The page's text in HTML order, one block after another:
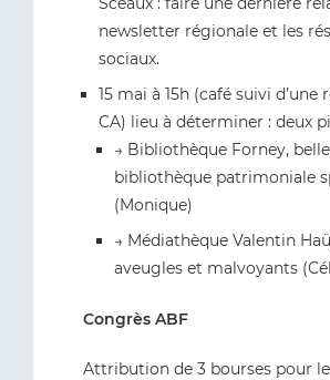
newsletter régionale et les
sociaux.
15 mai à 15h (café suivi d’une
CA) lieu à déterminer : deux
→ Bibliothèque Forney, belle
bibliothèque patrimoniale
(Monique)
→ Médiathèque Valentin
aveugles et malvoyants
Congrès ABF
Attribution de 3 bourses pour